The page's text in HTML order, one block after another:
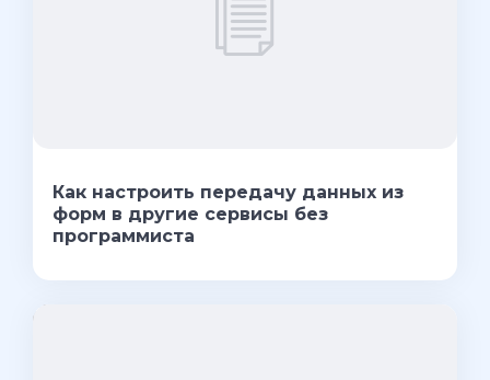
Как настроить передачу данных из
форм в другие сервисы без
программиста